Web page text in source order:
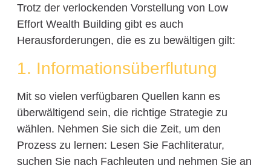
Trotz der verlockenden Vorstellung von Low
Effort Wealth Building gibt es auch
Herausforderungen, die es zu bewältigen gilt:
1. Informationsüberflutung
Mit so vielen verfügbaren Quellen kann es
überwältigend sein, die richtige Strategie zu
wählen. Nehmen Sie sich die Zeit, um den
Prozess zu lernen: Lesen Sie Fachliteratur,
suchen Sie nach Fachleuten und nehmen Sie an